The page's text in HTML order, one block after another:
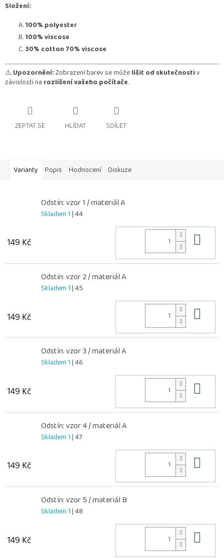
Složení:
100% polyester
100% viscose
30% cotton 70% viscose
⚠️ Upozornění:Zobrazení barev se můželišit od skutečnostiv
závislosti na rozlišení vašeho počítače.
ZEPTAT SE HLÍDAT SDÍLET
Varianty Popis Hodnocení Diskuze
Odstín: vzor 1 / materiál A
Skladem 1| 44
149 Kč
Odstín: vzor 2 / materiál A
Skladem 1| 45
149 Kč
Odstín: vzor 3 / materiál A
Skladem 1| 46
149 Kč
Odstín: vzor 4 / materiál A
Skladem 1| 47
149 Kč
Odstín: vzor 5 / materiál B
Skladem 1| 48
149 Kč